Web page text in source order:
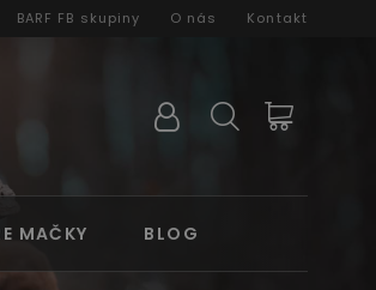
BARF FB skupiny O nás Kontakt
MAČKY BLOG